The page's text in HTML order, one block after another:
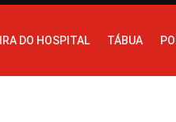
DO HOSPITAL TÁBUA